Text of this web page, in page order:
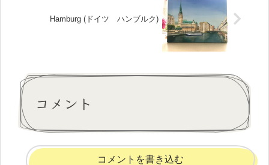
Hamburg (ドイツ ハンブルク)
コメント
コメントを書き込む